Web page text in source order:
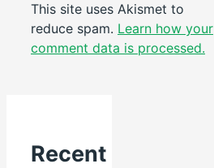
This site uses Akismet to
reduce spam. Learn how your
comment data is processed.
Recent